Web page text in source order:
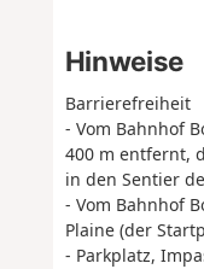
Hinweise
Barrierefreiheit
- Vom Bahnhof
400 m entfernt,
in den Sentier
- Vom Bahnhof
Plaine (der
- Parkplatz,